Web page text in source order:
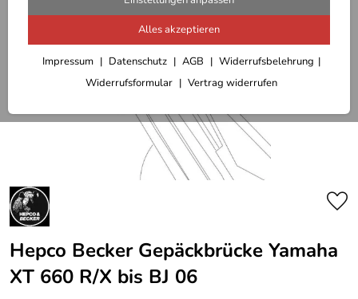
Alles akzeptieren
Impressum Datenschutz AGB
Widerrufsbelehrung
Widerrufsformular
Vertrag widerrufen
Hepco Becker Gepäckbrücke Yamaha
XT 660 R/X bis BJ 06